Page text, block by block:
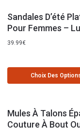
Sandales D’été
Pour Femmes –
39.99€
Choix Des
Mules À Talons
Couture À Bout